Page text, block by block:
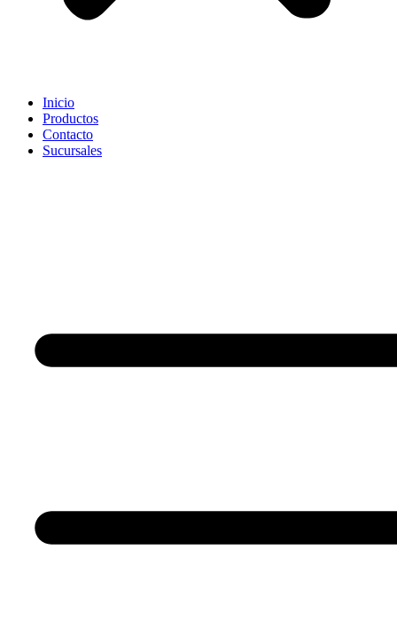
Inicio
Productos
Contacto
Sucursales